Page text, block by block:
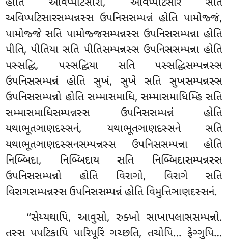
હોતિ અવિપ્પટિસારો, અવિપ્પટિસારે સતિ
અવિપ્પટિસારસમ્પન્નસ્સ ઉપનિસસમ્પન્નં હોતિ પામોજ્જં,
પામોજ્જે સતિ પામોજ્જસમ્પન્નસ્સ ઉપનિસસમ્પન્ના હોતિ
પીતિ, પીતિયા સતિ પીતિસમ્પન્નસ્સ ઉપનિસસમ્પન્ના હોતિ
પસ્સદ્ધિ, પસ્સદ્ધિયા સતિ પસ્સદ્ધિસમ્પન્નસ્સ
ઉપનિસસમ્પન્નં હોતિ સુખં, સુખે સતિ સુખસમ્પન્નસ્સ
ઉપનિસસમ્પન્નો હોતિ સમ્માસમાધિ, સમ્માસમાધિમ્હિ સતિ
સમ્માસમાધિસમ્પન્નસ્સ ઉપનિસસમ્પન્નં હોતિ
યથાભૂતઞાણદસ્સનં, યથાભૂતઞાણદસ્સને સતિ
યથાભૂતઞાણદસ્સનસમ્પન્નસ્સ ઉપનિસસમ્પન્ના હોતિ
નિબ્બિદા, નિબ્બિદાય સતિ નિબ્બિદાસમ્પન્નસ્સ
ઉપનિસસમ્પન્નો હોતિ વિરાગો, વિરાગે સતિ
વિરાગસમ્પન્નસ્સ ઉપનિસસમ્પન્નં હોતિ વિમુત્તિઞાણદસ્સનં.
‘‘સેય્યથાપિ, આવુસો, રુક્ખો સાખાપલાસસમ્પન્નો.
તસ્સ પપટિકાપિ પારિપૂરિં ગચ્છતિ, તચોપિ… ફેગ્ગુપિ…